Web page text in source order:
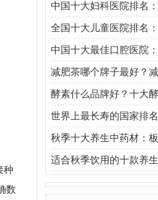
种
数
中国十大妇科医院排名
全国十大儿童医院排名
中国十大最佳口腔医院
减肥茶哪个牌子最好？
酵素什么品牌好？十大
世界上最长寿的国家排
秋季十大养生中药材：
适合秋季饮用的十款养